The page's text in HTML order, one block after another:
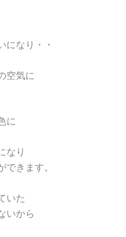
になり・・
空気に
に
なり
できます。
いた
いから